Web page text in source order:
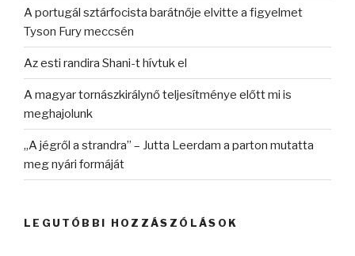
A portugál sztárfocista barátnője elvitte a figyelmet
Tyson Fury meccsén
Az esti randira Shani-t hívtuk el
A magyar tornászkirálynő teljesítménye előtt mi is
meghajolunk
„A jégről a strandra” – Jutta Leerdam a parton mutatta
meg nyári formáját
LEGUTÓBBI HOZZÁSZÓLÁSOK